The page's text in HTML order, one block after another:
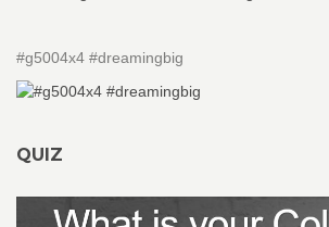
#g5004x4 #dreamingbig
QUIZ